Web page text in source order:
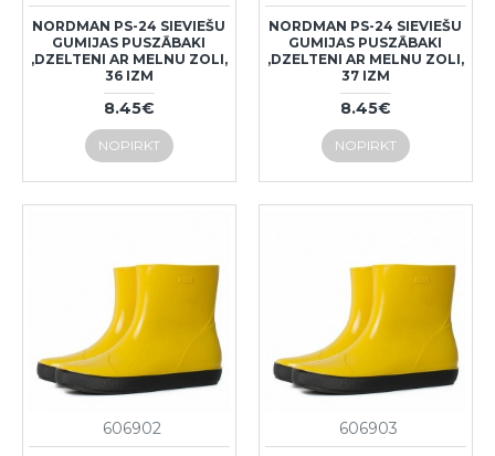
NORDMAN PS-24 SIEVIEŠU
GUMIJAS PUSZĀBAKI
,DZELTENI AR MELNU ZOLI,
36 IZM
8.45€
NOPIRKT
NORDMAN PS-24 SIEVIEŠU
GUMIJAS PUSZĀBAKI
,DZELTENI AR MELNU ZOLI,
37 IZM
8.45€
NOPIRKT
606902 606903